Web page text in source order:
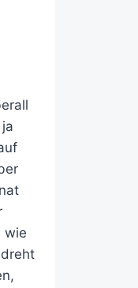
wie